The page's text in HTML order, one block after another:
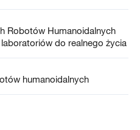
Robotów Humanoidalnych
do realnego życia
humanoidalnych